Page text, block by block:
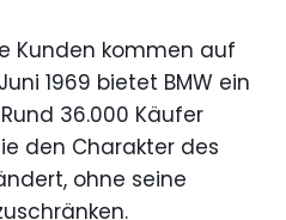
Kunden kommen auf
1969 bietet BMW ein
36.000 Käufer
den Charakter des
ohne seine